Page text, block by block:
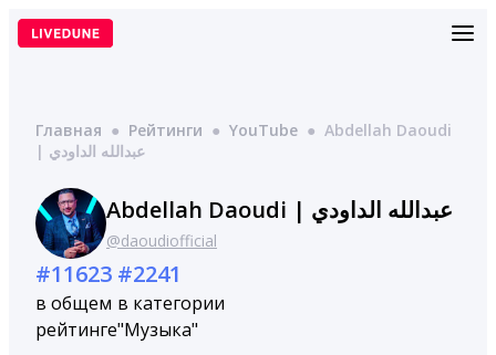
Перейти
Главная ● Рейтинги ● YouTube ● Abdellah Daoudi
| عبدالله الداودي
Abdellah Daoudi | عبدالله الداودي
@daoudiofficial
#11623
в общем
рейтинге
#2241
в категории
"Музыка"